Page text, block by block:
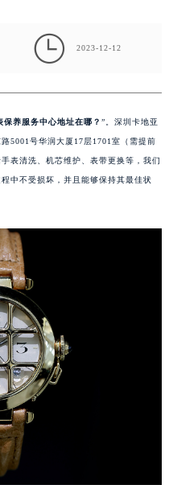
 2023-12-12
保养服务中心地址在哪？ ”。深圳卡地亚
5001号华润大厦17层1701室（需提前
表清洗、机芯维护、表带更换等，我们
中不受损坏，并且能够保持其最佳状